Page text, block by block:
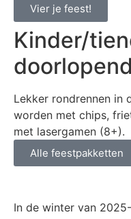
Vier je feest!
Kinder/
Lekker rondrennen in
worden met chips,
met lasergamen (8+).
Alle feestpakketten
In de winter van